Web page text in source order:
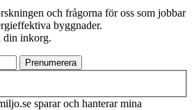
och frågorna för oss som jobbar
byggnader.
din inkorg.
sparar och hanterar mina